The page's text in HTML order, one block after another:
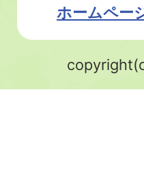
ホームペー